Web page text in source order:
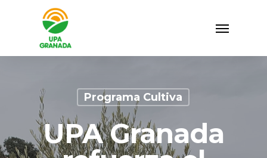
Programa Cultiva
UPA Granada